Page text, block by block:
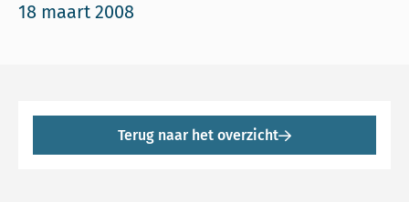
18 maart 2008
Terug naar het overzicht